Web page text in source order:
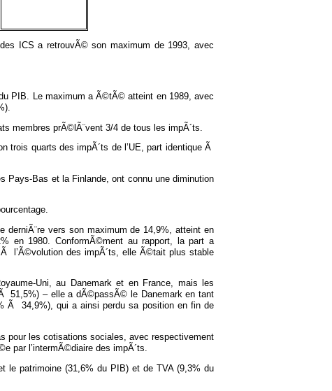
ICS a retrouvÃ© son maximum de 1993, avec
PIB. Le maximum a Ã©tÃ© atteint en 1989, avec
membres prÃ©lÃ¨vent 3/4 de tous les impÃ´ts.
trois quarts des impÃ´ts de l’UE, part identique Ã
Pays-Bas et la Finlande, ont connu une diminution
derniÃ¨re vers son maximum de 14,9%, atteint en
en 1980. ConformÃ©ment au rapport, la part a
l’Ã©volution des impÃ´ts, elle Ã©tait plus stable
Uni, au Danemark et en France, mais les
51,5%) – elle a dÃ©passÃ© le Danemark en tant
Ã 34,9%), qui a ainsi perdu sa position en fin de
pour les cotisations sociales, avec respectivement
par l’intermÃ©diaire des impÃ´ts.
le patrimoine (31,6% du PIB) et de TVA (9,3% du